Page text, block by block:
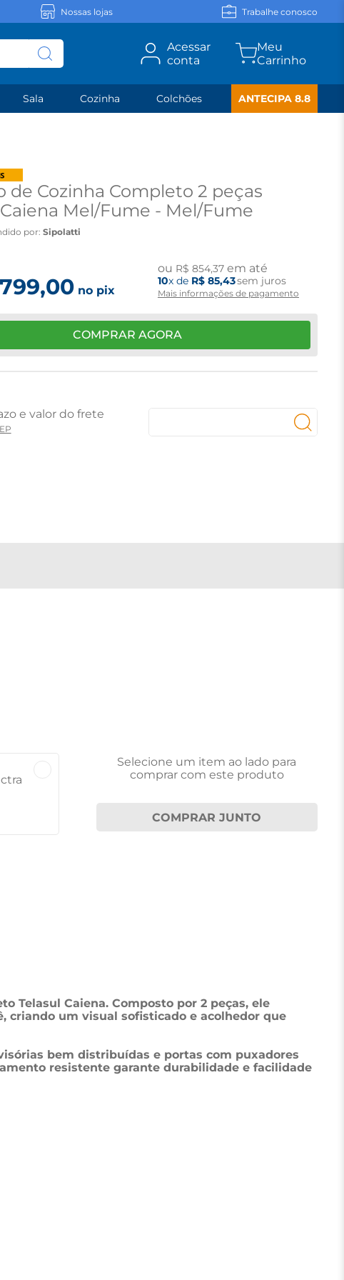
Nossas lojas Trabalhe conosco
Acessar
conta
Sala Cozinha Colchões ANTECIPA 8.8
de Cozinha Completo 2 peças
Mel/Fume - Mel/Fume
por: Sipolatti
799,00no pix
ou R$ 854,37em até
10x de R$ 85,43sem juros
Mais informações de pagamento
COMPRAR AGORA
Selecione um item ao lado para
comprar com este produto
COMPRAR JUNTO
Telasul Caiena. Composto por 2 peças, ele
criando um visual sofisticado e acolhedor que
bem distribuídas e portas com puxadores
resistente garante durabilidade e facilidade